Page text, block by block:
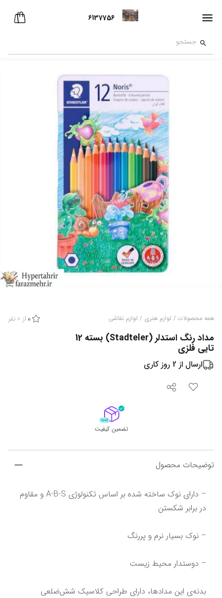
6137756
همه محصولات / لوازم هنری / لوازم نقاشی 0 از 0 نفر
مداد رنگ استدلر (Stadteler) بسته 12
تایی فلزی
ارسال از 2 روز کاری
تضمین کیفیت
توضیحات محصول